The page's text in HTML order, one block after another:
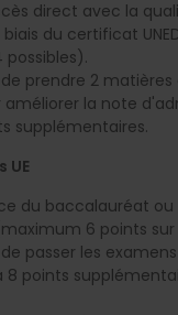
direct avec la
du certificat
possibles).
prendre 2
améliorer la note
supplémentaires.
UE
du baccalauréat
6 points sur
passer les examens
8 points